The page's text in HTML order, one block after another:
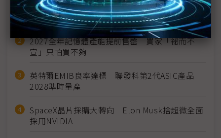
MLCC訂單過熱、出貨比創高 村田示警全球AI基
建熱潮將趨緩
2027全年記憶體產能提前售罄 買家「祕而不
宣」只怕買不夠
英特爾EMIB良率達標 聯發科第2代ASIC產品
2028準時量產
SpaceX晶片採購大轉向 Elon Musk捨超微全面
採用NVIDIA